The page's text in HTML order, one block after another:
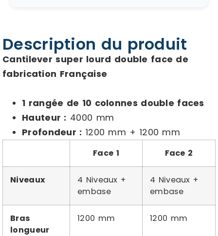
Description du produit
Cantilever super lourd double face de
fabrication Française
1 rangée de 10 colonnes double faces
Hauteur : 4000 mm
Profondeur : 1200 mm + 1200 mm
Face 1 Face 2
Niveaux
4 Niveaux +
embase
4 Niveaux +
embase
Bras
longueur
1200 mm 1200 mm